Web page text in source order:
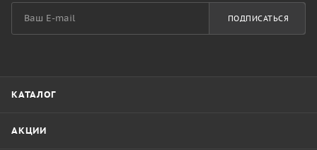
ПОДПИСАТЬСЯ
КАТАЛОГ
АКЦИИ